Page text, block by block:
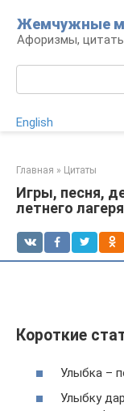
контенту
Жемчужные
Афоризмы,
English
Главная » Цитаты
Игры, песня,
летнего
Короткие
Улыбка –
Улыбку